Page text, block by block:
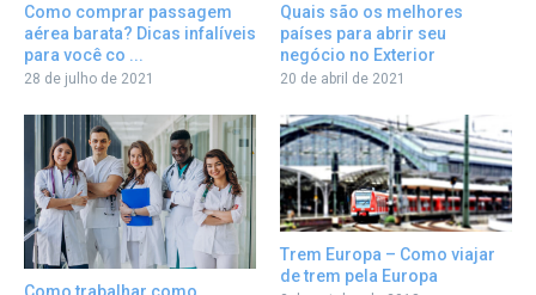
Como comprar passagem
aérea barata? Dicas infalíveis
para você co ...
28 de julho de 2021
Quais são os melhores
países para abrir seu
negócio no Exterior
20 de abril de 2021
Trem Europa – Como viajar
de trem pela Europa